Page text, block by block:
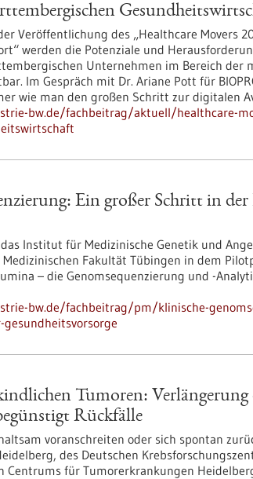
Veröffentlichung des „Healthcare Movers
werden die Potenziale und
Unternehmen im Bereich der
Im Gespräch mit Dr. Ariane Pott für
wie man den großen Schritt zur digitalen
bw.de/fachbeitrag/aktuell/healthcare-
Ein großer Schritt in
Institut für Medizinische Genetik und
Fakultät Tübingen in dem
– die Genomsequenzierung und -
bw.de/fachbeitrag/pm/klinische-
Tumoren: Verlängerung
Rückfälle
voranschreiten oder sich spontan
des Deutschen
Centrums für Tumorerkrankungen